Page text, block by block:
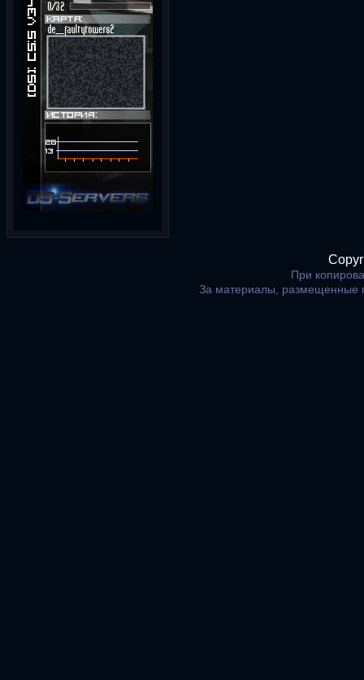
При
За материалы, размещенные